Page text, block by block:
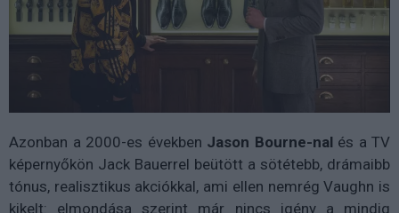
Azonban a 2000-es években Jason Bourne-nalés a TV
képernyőkön Jack Bauerrel beütött a sötétebb, drámaibb
tónus, realisztikus akciókkal, ami ellen nemrég Vaughn is
kikelt: elmondása szerint már nincs igény a mindig